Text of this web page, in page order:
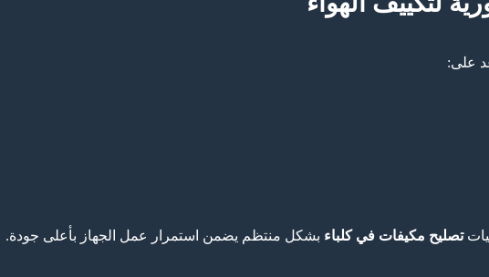
على:
تصليح مكيفات في كلباء بشكل منتظم يضمن استمرار عمل الجهاز بأعلى جودة.